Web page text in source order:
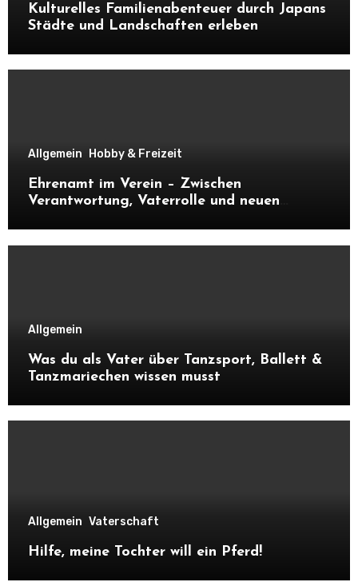
Kulturelles Familienabenteuer durch Japans
Städte und Landschaften erleben
Allgemein Hobby & Freizeit
Ehrenamt im Verein – Zwischen
Verantwortung, Vaterrolle und neuen
Allgemein
Was du als Vater über Tanzsport, Ballett &
Tanzmariechen wissen musst
Allgemein Vaterschaft
Hilfe, meine Tochter will ein Pferd!